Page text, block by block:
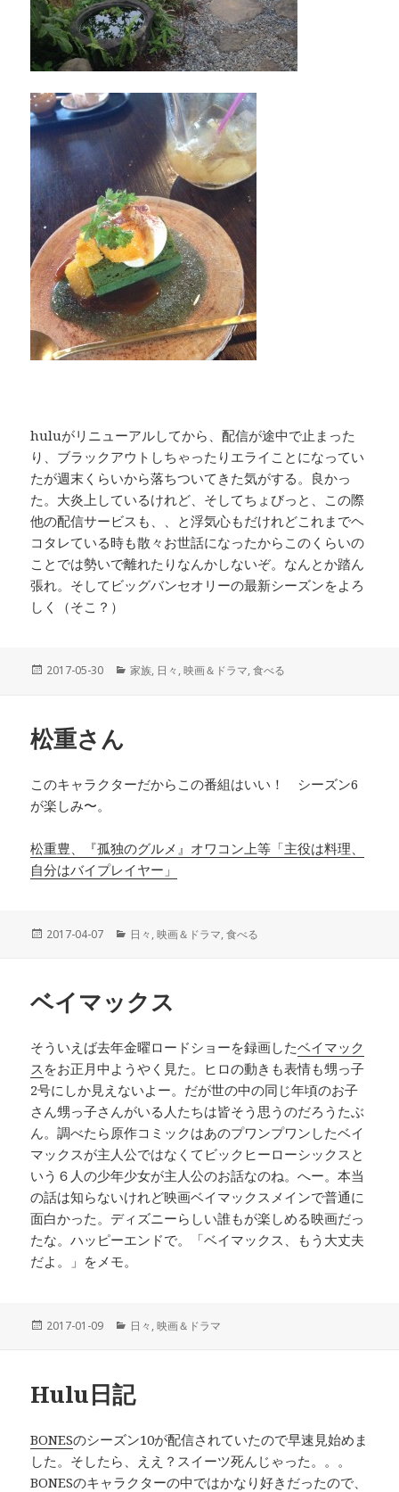
huluがリニューアルしてから、配信が途中で止まった
り、ブラックアウトしちゃったりエライことになってい
たが週末くらいから落ちついてきた気がする。良かっ
た。大炎上しているけれど、そしてちょびっと、この際
他の配信サービスも、、と浮気心もだけれどこれまでヘ
コタレている時も散々お世話になったからこのくらいの
ことでは勢いで離れたりなんかしないぞ。なんとか踏ん
張れ。そしてビッグバンセオリーの最新シーズンをよろ
しく（そこ？）
投
2017-05-30
カ
家族, 日々 ,映画＆ドラマ,食べる
松重さん
このキャラクターだからこの番組はいい！ シーズン6
が楽しみ〜。
松重豊、『孤独のグルメ』オワコン上等「主役は料理、
自分はバイプレイヤー」
投
2017-04-07
カ
ー
日々 ,映画＆ドラマ,食べる
ベイマックス
そういえば去年金曜ロードショーを録画したベイマック
ス をお正月中ようやく見た。ヒロの動きも表情も甥っ子
2号にしか見えないよー。だが世の中の同じ年頃のお子
さん甥っ子さんがいる人たちは皆そう思うのだろうたぶ
ん。調べたら原作コミックはあのプワンプワンしたベイ
マックスが主人公ではなくてビックヒーローシックスと
いう６人の少年少女が主人公のお話なのね。へー。本当
の話は知らないけれど映画ベイマックスメインで普通に
面白かった。ディズニーらしい誰もが楽しめる映画だっ
たな。ハッピーエンドで。「ベイマックス、もう大丈夫
だよ。」をメモ。
投
2017-01-09
カ
ー
日々 ,映画＆ドラマ
Hulu日記
BONESのシーズン10が配信されていたので早速見始めま
した。そしたら、ええ？スイーツ死んじゃった。。。
BONESのキャラクターの中ではかなり好きだったので、